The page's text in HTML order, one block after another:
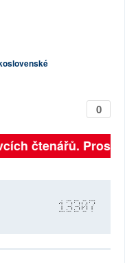
0
čtenářů.
13307